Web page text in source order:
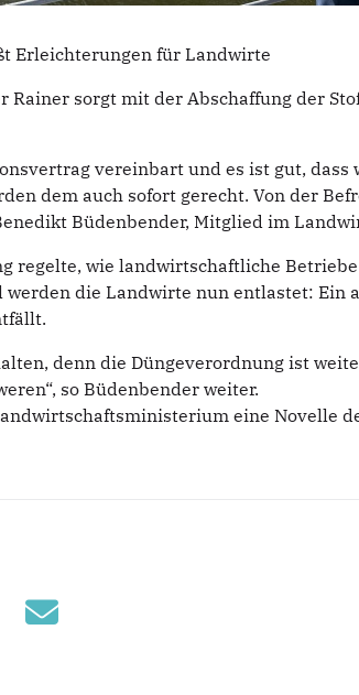
Erleichterungen für Landwirte
sorgt mit der Abschaffung der
vereinbart und es ist gut,
dem auch sofort gerecht. Von der
Büdenbender, Mitglied im
regelte, wie landwirtschaftliche
die Landwirte nun entlastet:
denn die Düngeverordnung ist
so Büdenbender weiter.
eine Novelle